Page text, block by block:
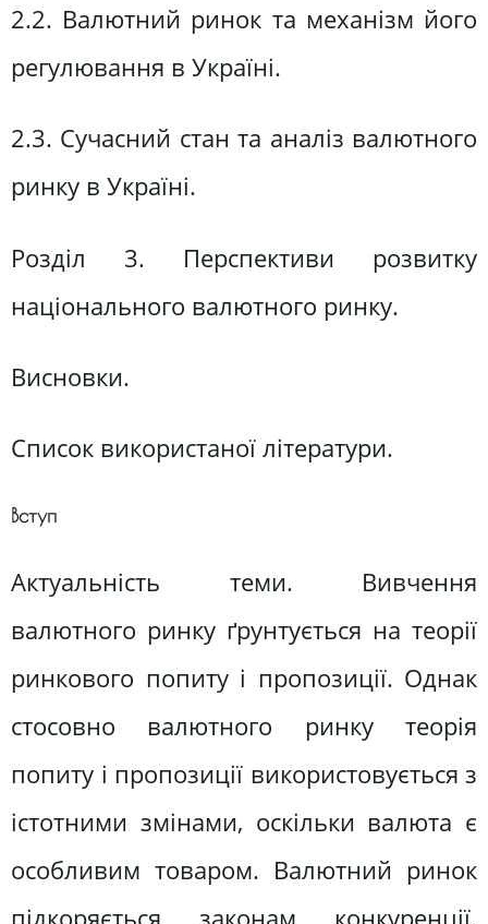
2.2. Валютний ринок та механізм його
регулювання в Україні.
2.3. Сучасний стан та аналіз валютного
ринку в Україні.
Розділ 3. Перспективи розвитку
національного валютного ринку.
Висновки.
Список використаної літератури.
Вступ
Актуальність теми. Вивчення
валютного ринку ґрунтується на теорії
ринкового попиту і пропозиції. Однак
стосовно валютного ринку теорія
попиту і пропозиції використовується з
істотними змінами, оскільки валюта є
особливим товаром. Валютний ринок